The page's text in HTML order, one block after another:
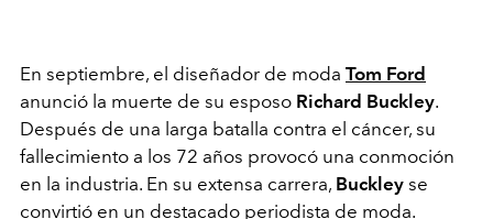
En septiembre, el diseñador de moda Tom Ford
anunció la muerte de su esposo Richard Buckley.
Después de una larga batalla contra el cáncer, su
fallecimiento a los 72 años provocó una conmoción
en la industria. En su extensa carrera, Buckley se
convirtió en un destacado periodista de moda.